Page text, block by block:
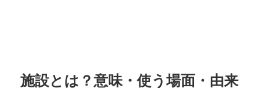
施設とは？意味・使う場面・由来